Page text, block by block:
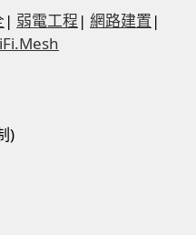
| 弱電工程 |網路建置 |
)